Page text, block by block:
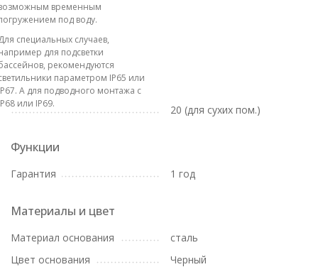
временным
под воду.
специальных случаев,
для подсветки
рекомендуются
параметром IP65 или
А для подводного монтажа с
или IP69.
20 (для сухих пом.)
Функции
Гарантия 1 год
Материалы и цвет
Материал основания
сталь
Цвет основания
Черный